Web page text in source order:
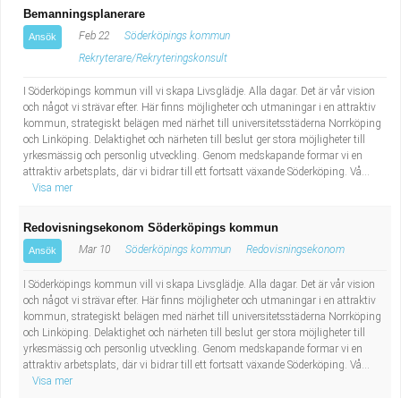
Bemanningsplanerare
Ansök Feb 22
Söderköpings kommun
Rekryterare/Rekryteringskonsult
I Söderköpings kommun vill vi skapa Livsglädje. Alla dagar. Det är vår vision
och något vi strävar efter. Här finns möjligheter och utmaningar i en attraktiv
kommun, strategiskt belägen med närhet till universitetsstäderna Norrköping
och Linköping. Delaktighet och närheten till beslut ger stora möjligheter till
yrkesmässig och personlig utveckling. Genom medskapande formar vi en
attraktiv arbetsplats, där vi bidrar till ett fortsatt växande Söderköping. Vå...
Visa mer
Redovisningsekonom Söderköpings kommun
Ansök Mar 10 Söderköpings kommun Redovisningsekonom
I Söderköpings kommun vill vi skapa Livsglädje. Alla dagar. Det är vår vision
och något vi strävar efter. Här finns möjligheter och utmaningar i en attraktiv
kommun, strategiskt belägen med närhet till universitetsstäderna Norrköping
och Linköping. Delaktighet och närheten till beslut ger stora möjligheter till
yrkesmässig och personlig utveckling. Genom medskapande formar vi en
attraktiv arbetsplats, där vi bidrar till ett fortsatt växande Söderköping. Vå...
Visa mer